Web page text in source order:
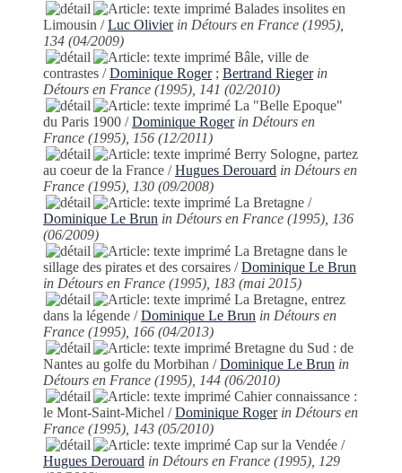
Balades insolites en
Limousin /Luc Olivier in Détours en France (1995),
134 (04/2009)
Bâle, ville de
contrastes /Dominique Roger; Bertrand Rieger in
Détours en France (1995), 141 (02/2010)
La "Belle Epoque"
du Paris 1900 /Dominique Roger in Détours en
France (1995), 156 (12/2011)
Berry Sologne, partez
au coeur de la France /Hugues Derouard in Détours en
France (1995), 130 (09/2008)
La Bretagne /
Dominique Le Brun in Détours en France (1995), 136
(06/2009)
La Bretagne dans le
sillage des pirates et des corsaires /Dominique Le Brun
in Détours en France (1995), 183 (mai 2015)
La Bretagne, entrez
dans la légende /Dominique Le Brun in Détours en
France (1995), 166 (04/2013)
Bretagne du Sud : de
Nantes au golfe du Morbihan /Dominique Le Brun in
Détours en France (1995), 144 (06/2010)
Cahier connaissance :
le Mont-Saint-Michel /Dominique Roger in Détours en
France (1995), 143 (05/2010)
Cap sur la Vendée /
Hugues Derouard in Détours en France (1995), 129